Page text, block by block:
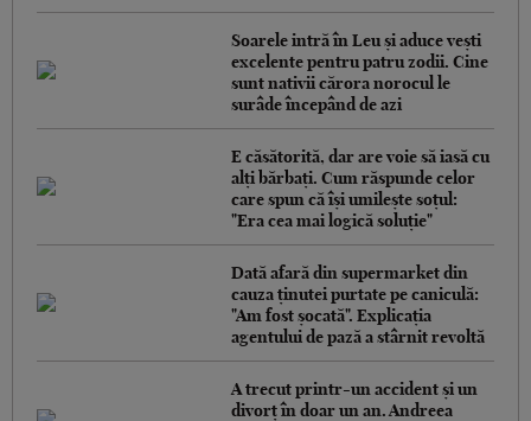
Soarele intră în Leu și aduce vești
excelente pentru patru zodii. Cine
sunt nativii cărora norocul le
surâde începând de azi
E căsătorită, dar are voie să iasă cu
alți bărbați. Cum răspunde celor
care spun că își umilește soțul:
"Era cea mai logică soluție"
Dată afară din supermarket din
cauza ținutei purtate pe caniculă:
"Am fost șocată". Explicația
agentului de pază a stârnit revoltă
A trecut printr-un accident și un
divorț în doar un an. Andreea